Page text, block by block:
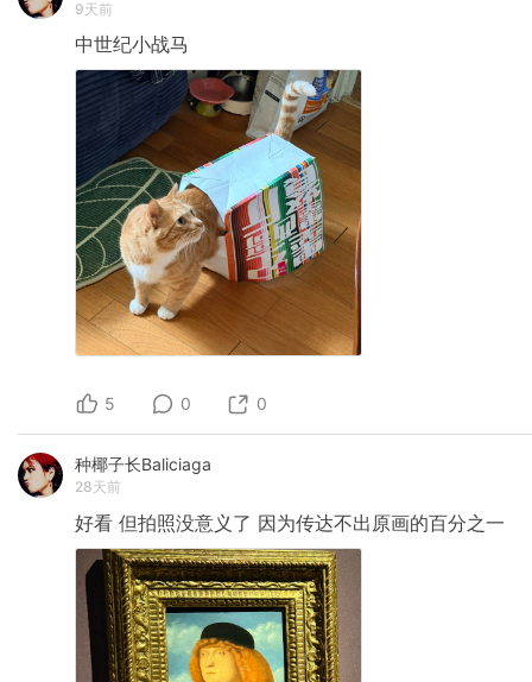
9天前
中世纪小战马
5 0 0
种椰子长Baliciaga
28天前
好看 但拍照没意义了 因为传达不出原画的百分之一